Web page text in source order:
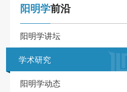
阳明学前沿
学术研究
阳明学讲坛
学术研究
阳明学动态